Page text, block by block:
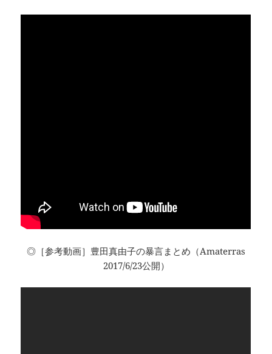
◎［参考動画］豊田真由子の暴言まとめ（Amaterras
2017/6/23公開）